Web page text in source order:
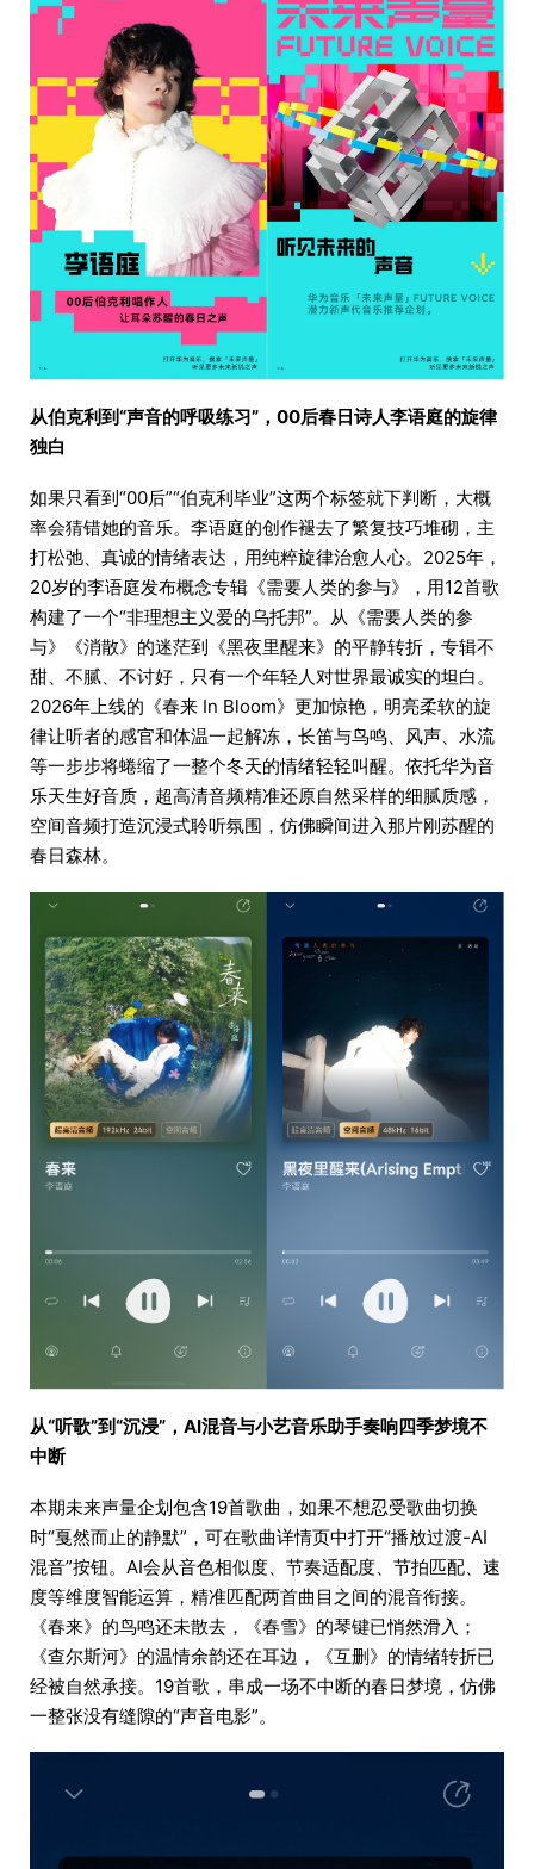
从伯克利到“声音的呼吸练习”，00后春日诗人李语庭的旋律
独白
如果只看到“00后”“伯克利毕业”这两个标签就下判断，大概
率会猜错她的音乐。李语庭的创作褪去了繁复技巧堆砌，主
打松弛、真诚的情绪表达，用纯粹旋律治愈人心。2025年，
20岁的李语庭发布概念专辑《需要人类的参与》，用12首歌
构建了一个“非理想主义爱的乌托邦”。从《需要人类的参
与》《消散》的迷茫到《黑夜里醒来》的平静转折，专辑不
甜、不腻、不讨好，只有一个年轻人对世界最诚实的坦白。
2026年上线的《春来 In Bloom》更加惊艳，明亮柔软的旋
律让听者的感官和体温一起解冻，长笛与鸟鸣、风声、水流
等一步步将蜷缩了一整个冬天的情绪轻轻叫醒。依托华为音
乐天生好音质，超高清音频精准还原自然采样的细腻质感，
空间音频打造沉浸式聆听氛围，仿佛瞬间进入那片刚苏醒的
春日森林。
从“听歌”到“沉浸”，AI混音与小艺音乐助手奏响四季梦境不
中断
本期未来声量企划包含19首歌曲，如果不想忍受歌曲切换
时“戛然而止的静默”，可在歌曲详情页中打开“播放过渡-AI
混音”按钮。AI会从音色相似度、节奏适配度、节拍匹配、速
度等维度智能运算，精准匹配两首曲目之间的混音衔接。
《春来》的鸟鸣还未散去，《春雪》的琴键已悄然滑入；
《查尔斯河》的温情余韵还在耳边，《互删》的情绪转折已
经被自然承接。19首歌，串成一场不中断的春日梦境，仿佛
一整张没有缝隙的“声音电影”。